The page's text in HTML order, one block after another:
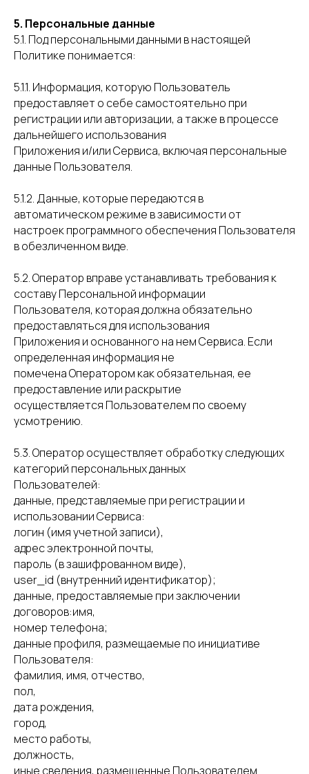
5. Персональные данные
5.1. Под персональными данными в настоящей
Политике понимается:
5.1.1. Информация, которую Пользователь
предоставляет о себе самостоятельно при
регистрации или авторизации, а также в процессе
дальнейшего использования
Приложения и/или Сервиса, включая персональные
данные Пользователя.
5.1.2. Данные, которые передаются в
автоматическом режиме в зависимости от
настроек программного обеспечения Пользователя
в обезличенном виде.
5.2. Оператор вправе устанавливать требования к
составу Персональной информации
Пользователя, которая должна обязательно
предоставляться для использования
Приложения и основанного на нем Сервиса. Если
определенная информация не
помечена Оператором как обязательная, ее
предоставление или раскрытие
осуществляется Пользователем по своему
усмотрению.
5.3. Оператор осуществляет обработку следующих
категорий персональных данных
Пользователей:
данные, представляемые при регистрации и
использовании Сервиса:
логин (имя учетной записи),
адрес электронной почты,
пароль (в зашифрованном виде),
user_id (внутренний идентификатор);
данные, предоставляемые при заключении
договоров:имя,
номер телефона;
данные профиля, размещаемые по инициативе
Пользователя:
фамилия, имя, отчество,
пол,
дата рождения,
город,
место работы,
должность,
иные сведения, размещенные Пользователем